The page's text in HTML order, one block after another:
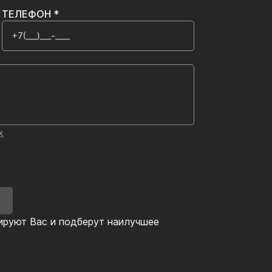
Вас и подберут наилучшее
ТЕЛЕФОН *